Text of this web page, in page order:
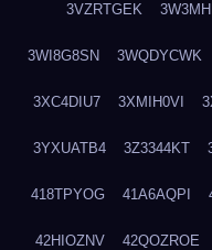
3VZRTGEK
3WI8G8SN 3WQDYCWK
3XC4DIU7 3XMIH0VI
3YXUATB4 3Z3344KT
418TPYOG 41A6AQPI
42HIOZNV 42QOZROE